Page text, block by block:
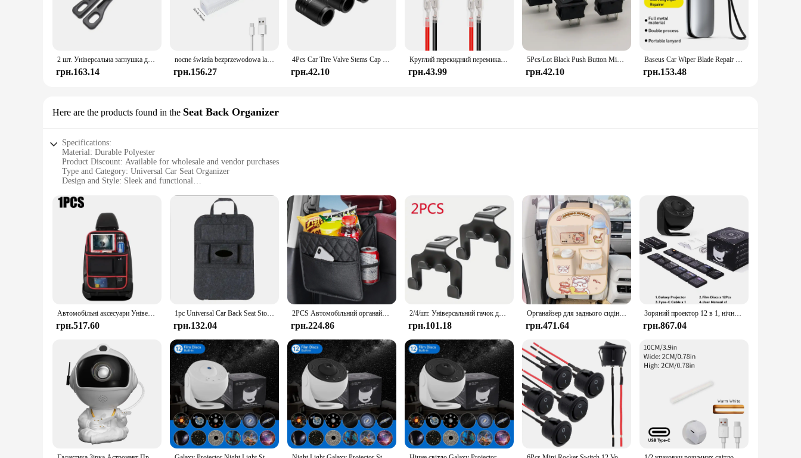
2 шт. Універсальна заглушка для автомобільного сидіння, бічний шов, наповнювач автомобільних щілин, герметичний органайзер для зберігання сидінь, автоматичне оздоблення салону
грн.163.14
nocne światła bezprzewodowa lampa LED z czujnikiem ruchu USB akumulator magnetyczny do garderoby szafa kuchenna żarówka z czujnikiem rurowym
грн.156.27
4Pcs Car Tire Valve Stems Cap Knurling Style Tire Valve Cap Aluminum Tire Wheel Stem Air Valve Cap car Universal accessories
грн.42.10
Круглий перекидний перемикач 12 В змінного струму 6 A/250 В 10 A/125 В SPST 2-контактний 2-позиційний тумблер увімкнення/вимкнення для автомобіля, човна, автомобіля, автофургону, чорний
грн.43.99
5Pcs/Lot Black Push Button Mini Switch 6A-10A 110V 250V KCD1 2Pin Snap-in On/Off Rocker Switch 5PCS/Lot 21MM*15MM BLACK
грн.42.10
Baseus Car Wiper Blade Repair Universal Auto Windshield Wiper Refurbish Tool Набір для ремонту щіток склоочисника автомобіля Аксесуари
грн.153.48
Here are the products found in the Seat Back Organizer
Specifications:
Material: Durable Polyester
Product Discount: Available for wholesale and vendor purchases
Type and Category: Universal Car Seat Organizer
Design and Style: Sleek and functional
Typical Adaptive Scenario: Fits most car seats, including SUVs and sedans
Shape or Size or Weight or Quantity: Compact and lightweight, with ample storage space
|Wholesale|Vendors|
**Optimized Organization for Your Vehicle**
The Universal Car Seat Organizer is a must-have accessory for anyone looking to declutter their car's interior. This sleek and functional organizer is designed to fit most car seats, including SUVs and
sedans, ensuring that it can adapt to a wide range of vehicles. Made from high-quality polyester, this organizer is not only durable but also easy to clean, making it a practical addition to your car's
interior.
**Versatile and Convenient Storage**
This organizer is not just about style; it's also about functionality. It provides ample storage space for all your essentials, from drinks and snacks to mobile phones and other small items. The
compartments are thoughtfully designed to keep your belongings secure and within reach, ensuring that you can focus on the road ahead without distractions. Whether you're on a long road trip or just
running errands, this organizer will keep your car tidy and organized.
**Tailored for the Modern Driver**
Understanding the needs of the modern driver, this organizer is not only practical but also stylish. Its sleek design complements any car's interior, making it an ideal choice for those who value both
functionality and aesthetics. With its compact size and lightweight construction, it doesn't add bulk to your car's interior, allowing for easy installation and removal. The Universal Car Seat Organizer is
not just a product; it's a solution tailored to enhance your driving experience.
Автомобільні аксесуари Універсальний органайзер для автомобільних сидінь з лотком Тримач для планшета Багатокишенькове місце для зберігання салону автомобілів Укладання Прибирання
грн.517.60
1pc Universal Car Back Seat Storage Bag Organizer Trunk Elastic Felt Storage Bag 6 Pockets Organizer Hanging Car Accessories
грн.132.04
2PCS Автомобільний органайзер на задньому сидінні Водонепроникна шкіряна сумка для зберігання автомобільного сидіння Універсальний підвісний органайзер на спинку автомобільного сидіння великої місткості
грн.224.86
2/4/шт. Універсальний гачок для підголівника автомобільного сидіння. Вішалка для зберігання. Тримач для органайзера на задньому сидінні автомобіля
грн.101.18
Органайзер для заднього сидіння автомобіля Протиударна накладка для заднього безпечного сидіння Протизносна накладка Автомобільна накладка проти бруду Універсальна сумка для зберігання спинки автомобіля
грн.471.64
Зоряний проектор 12 в 1, нічник, 4K HD, планетарій, проектор для дитячої кімнати, подарунок на День Святого Валентина 360 ° Поворотна лампа для проектора Galaxy
грн.867.04